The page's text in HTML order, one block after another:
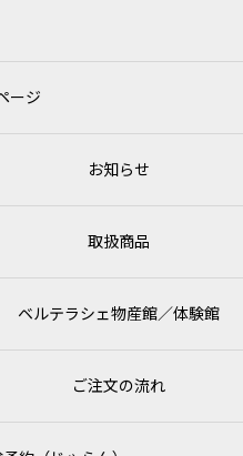
ージ
お知らせ
取扱商品
ベルテラシェ物産館／体験館
ご注文の流れ